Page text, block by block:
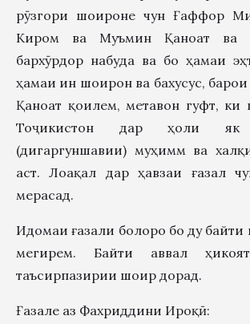
рӯзгори шоироне чун Ғаффор
Киром ва Муъмин Қаноат ва
бархӯрдор набуда ва бо ҳамаи
ҳамаи ин шоирон ва бахусус,
Қаноат қоилем, метавон гуфт, ки
Тоҷикистон дар ҳоли як
(дигаргуншавии) муҳимм ва
аст. Лоақал дар ҳавзаи ғазал
мерасад.
Идомаи ғазали болоро бо ду
мегирем. Байти аввал
таъсирпазирии шоир дорад.
Ғазале аз Фахриддини Ироқӣ: